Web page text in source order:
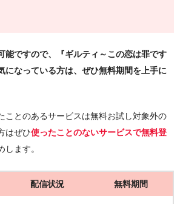
能ですので、『ギルティ～この恋は罪です
になっている方は、ぜひ無料期間を上手に
ことのあるサービスは無料お試し対象外の
はぜひ使ったことのないサービスで無料登
します。
配信状況 無料期間